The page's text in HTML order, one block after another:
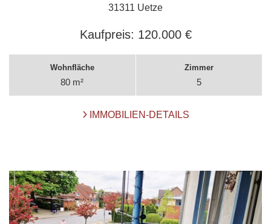
31311 Uetze
Kaufpreis: 120.000 €
Wohnfläche
80 m²
Zimmer
5
IMMOBILIEN-DETAILS